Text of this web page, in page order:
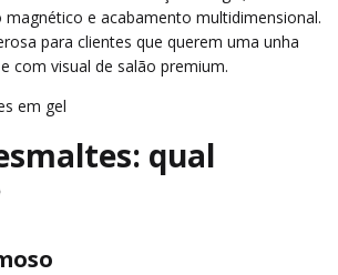
e acabamento multidimensional.
para clientes que querem uma unha
com visual de salão premium.
em gel
qual